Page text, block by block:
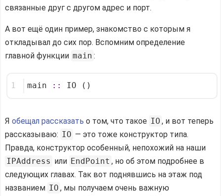
связанные друг с другом адрес и порт.
А вот ещё один пример, знакомство с которым я
откладывал до сих пор. Вспомним определение
главной функции main :
1 main :: IO ()
Я обещал рассказать о том, что такое IO , и вот теперь
рассказываю: IO — это тоже конструктор типа.
Правда, конструктор особенный, непохожий на наши
IPAddress или EndPoint , но об этом подробнее в
следующих главах. Так вот поднявшись на этаж под
названием IO , мы получаем очень важную